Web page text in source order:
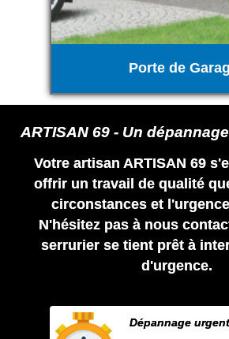
Porte de
ARTISAN 69 - Un
Votre artisan ARTISAN 69
offrir un travail de qualité
circonstances et
N'hésitez pas à nous
serrurier se tient prêt à
d'urgence.
Dépannage